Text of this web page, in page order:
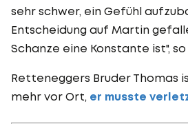
sehr schwer, ein Gefühl
Entscheidung auf Martin
Schanze eine Konstante ist",
Retteneggers Bruder Thomas
mehr vor Ort, er musste